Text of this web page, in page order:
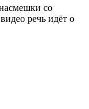
со
речь идёт о